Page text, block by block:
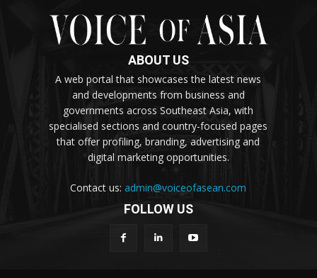
ABOUT US
A web portal that showcases the latest news
and developments from business and
governments across Southeast Asia, with
specialised sections and country-focused pages
that offer profiling, branding, advertising and
digital marketing opportunities.
Contact us:admin@voiceofasean.com
FOLLOW US